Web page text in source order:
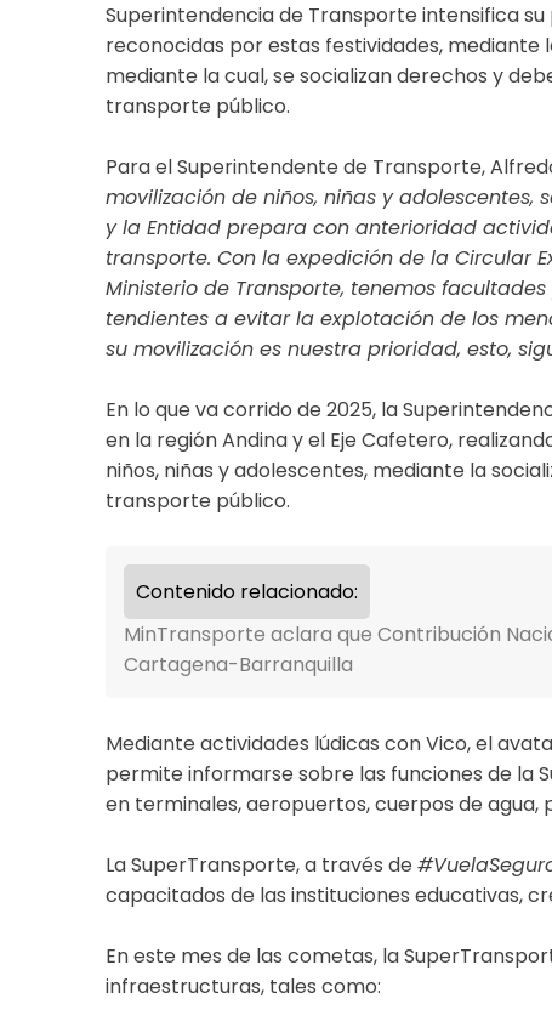
Superintendencia de Transporte intensifica
reconocidas por estas festividades, mediante
mediante la cual, se socializan derechos y
transporte público.
Para el Superintendente de Transporte,
movilización de niños, niñas y
y la Entidad prepara con anterioridad
transporte. Con la expedición de la Circular
Ministerio de Transporte, tenemos
tendientes a evitar la explotación de los
su movilización es nuestra prioridad, esto,
En lo que va corrido de 2025, la
en la región Andina y el Eje Cafetero,
niños, niñas y adolescentes, mediante la
transporte público.
Contenido relacionado:
MinTransporte aclara que Contribución
Cartagena-Barranquilla
Mediante actividades lúdicas con Vico, el
permite informarse sobre las funciones de la
en terminales, aeropuertos, cuerpos de agua,
La SuperTransporte, a través de
capacitados de las instituciones educativas,
En este mes de las cometas, la
infraestructuras, tales como: